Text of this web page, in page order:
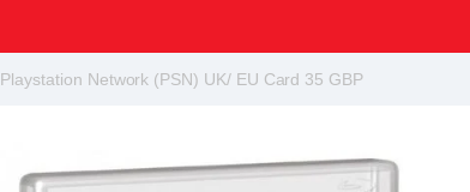
Playstation Network (PSN) UK/ EU Card 35 GBP